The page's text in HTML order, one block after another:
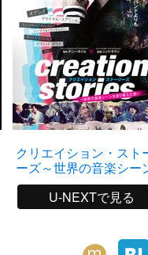
クリエイション・スト
ーズ～世界の音楽シー
塗り替えた男～
U-NEXTで見る